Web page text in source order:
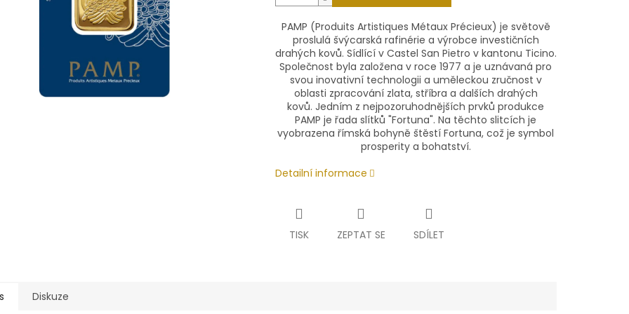
PAMP (Produits Artistiques Métaux Précieux) je světově
proslulá švýcarská rafinérie a výrobce investičních
drahých kovů. Sídlící v Castel San Pietro v kantonu Ticino.
Společnost byla založena v roce 1977 a je uznávaná pro
svou inovativní technologii a uměleckou zručnost v
oblasti zpracování zlata, stříbra a dalších drahých
kovů.Jedním z nejpozoruhodnějších prvků produkce
PAMP je řada slítků "Fortuna".Na těchto slitcích je
vyobrazena římská bohyně štěstí Fortuna, což je symbol
prosperity a bohatství.
Detailní informace
TISK ZEPTAT SE SDÍLET
Diskuze